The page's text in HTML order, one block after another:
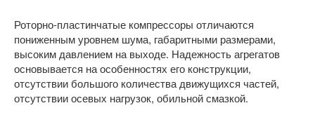
Роторно-пластинчатые компрессоры отличаются
пониженным уровнем шума, габаритными размерами,
высоким давлением на выходе. Надежность агрегатов
основывается на особенностях его конструкции,
отсутствии большого количества движущихся частей,
отсутствии осевых нагрузок, обильной смазкой.